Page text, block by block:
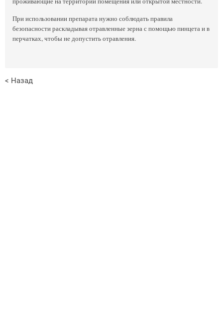
При использовании препарата нужно соблюдать правила
безопасности раскладывая отравленные зерна с помощью пинцета и в
перчатках, чтобы не допустить отравления.
< Назад